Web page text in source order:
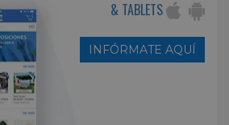
& TABLETS
INFÓRMATE AQUÍ